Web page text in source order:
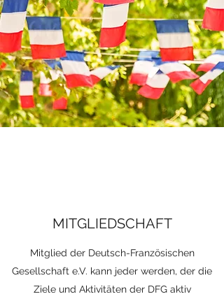
MITGLIEDSCHAFT
Mitglied der Deutsch-Französischen
Gesellschaft e.V. kann jeder werden, der die
Ziele und Aktivitäten der DFG aktiv